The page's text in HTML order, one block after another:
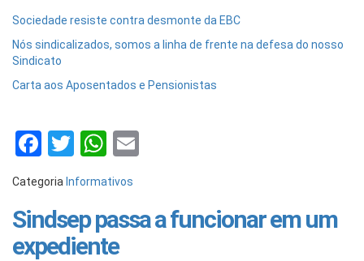
Sociedade resiste contra desmonte da EBC
Nós sindicalizados, somos a linha de frente na defesa do nosso
Sindicato
Carta aos Aposentados e Pensionistas
Facebook
TwitterWhatsApp
Categoria Informativos
Sindsep passa a funcionar em um
expediente